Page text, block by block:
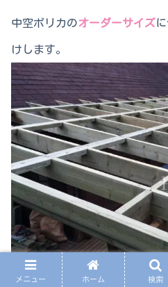
中空ポリカのオーダーサイズ
けします。
メニュー ホーム 検索